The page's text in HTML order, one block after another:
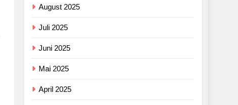
August 2025
Juli 2025
Juni 2025
Mai 2025
April 2025